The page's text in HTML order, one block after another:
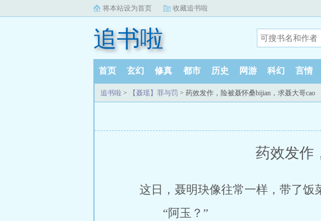
将本站设为首页 收藏追书啦
追书啦
首页 玄幻 修真 都市 历史 网游 科幻 言情
追书啦 > 【聂瑶】罪与罚 > 药效发作，险被聂怀桑bijian，求聂大哥cao
药效发作
这日，聂明玦像往常一样，带了饭
“阿玉？”